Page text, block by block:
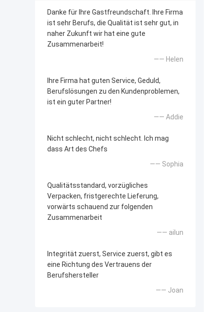
Danke für Ihre Gastfreundschaft. Ihre Firma
ist sehr Berufs, die Qualität ist sehr gut, in
naher Zukunft wir hat eine gute
Zusammenarbeit!
—— Helen
Ihre Firma hat guten Service, Geduld,
Berufslösungen zu den Kundenproblemen,
ist ein guter Partner!
—— Addie
Nicht schlecht, nicht schlecht. Ich mag
dass Art des Chefs
—— Sophia
Qualitätsstandard, vorzügliches
Verpacken, fristgerechte Lieferung,
vorwärts schauend zur folgenden
Zusammenarbeit
—— ailun
Integrität zuerst, Service zuerst, gibt es
eine Richtung des Vertrauens der
Berufshersteller
—— Joan